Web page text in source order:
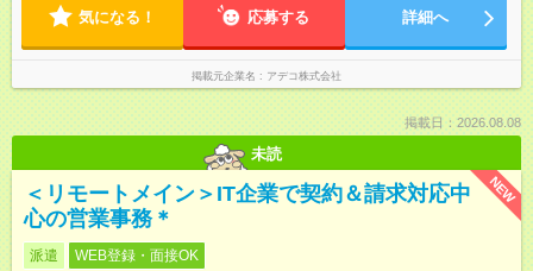
気になる！ 応募する 詳細へ
掲載元企業名 アデコ株式会社
掲載日：2026.08.08
未読
NEW
＜リモートメイン＞IT企業で契約＆請求対応中
心の営業事務＊
派遣 WEB登録・面接OK